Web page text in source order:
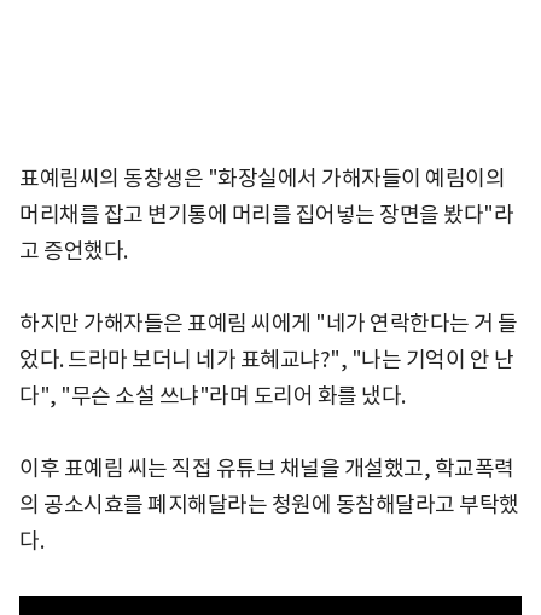
표예림씨의 동창생은 "화장실에서 가해자들이 예림이의
머리채를 잡고 변기통에 머리를 집어넣는 장면을 봤다"라
고 증언했다.
하지만 가해자들은 표예림 씨에게 "네가 연락한다는 거 들
었다. 드라마 보더니 네가 표혜교냐?", "나는 기억이 안 난
다", "무슨 소설 쓰냐"라며 도리어 화를 냈다.
이후 표예림 씨는 직접 유튜브 채널을 개설했고, 학교폭력
의 공소시효를 폐지해달라는 청원에 동참해달라고 부탁했
다.